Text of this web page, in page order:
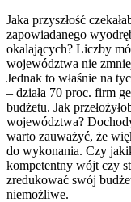
Jaka przyszłość
zapowiadanego
okalających? Liczby
województwa nie
Jednak to właśnie na
– działa 70 proc. firm
budżetu. Jak
województwa?
warto zauważyć, że
do wykonania. Czy
kompetentny wójt czy
zredukować swój
niemożliwe.